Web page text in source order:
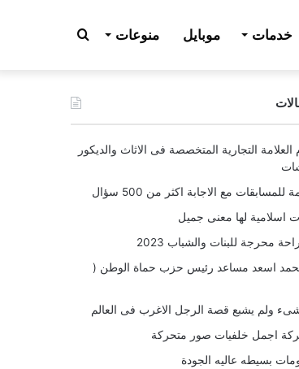
خدمات موبايل منوعات بحث
عن
التجارية المتخصصة فى الاثاث والديكور
مع الاجابة اكثر من 500 سؤال
اسلامية لها معنى جميل
محرجة للبنات والشباب 2023
محمد اسعد مساعد رئيس حزب حماة الوطن (
ولم يشبع قصة الرجل الاغرب فى العالم
اجمل خلفيات صور متحركة
بسيطه عاليه الجودة